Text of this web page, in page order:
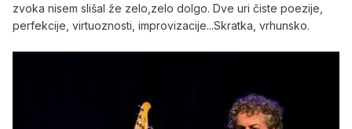
zvoka nisem slišal že zelo,zelo dolgo. Dve uri čiste poezije,
perfekcije, virtuoznosti, improvizacije...Skratka, vrhunsko.